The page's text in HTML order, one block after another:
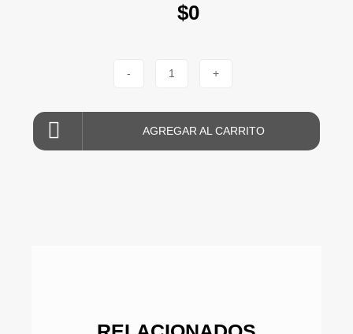
$0
- 1 +
AGREGAR AL CARRITO